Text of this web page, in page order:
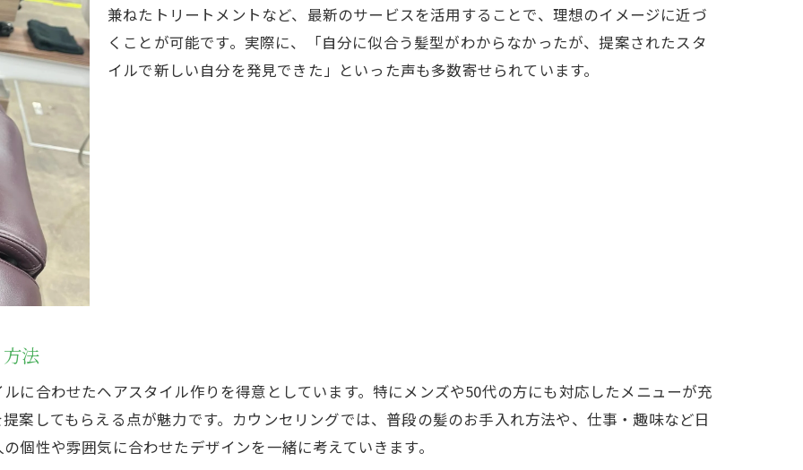
室選びなら個性を引き出す提案力に注目してみませんか
美容室の提案力が個性を活かすカギに
美容室スタッフの提案で新しい自分を発見
美容室のカウンセリングで理想の個性を形に
提案力のある美容室が選ばれる理由とは
美容室でのヒアリングが生む満足の仕上がり
できるヘアスタイルに出会える美容室の選び方
美容室選びで失敗しないポイントを解説
美容室の口コミ活用で納得の仕上がりを実現
美容室の技術力と雰囲気の見極め方
美容室で理想のヘアスタイルをかなえる秘訣
たに合う美容室イメージを見つけるためのコツ
美容室イメージを明確にするヒアリング術
美容室で伝えるべき理想のイメージとは
兼ねたトリートメントなど、最新のサービスを活用することで、理想のイメージに近づ
くことが可能です。実際に、「自分に似合う髪型がわからなかったが、提案されたスタ
イルで新しい自分を発見できた」といった声も多数寄せられています。
法
に合わせたヘアスタイル作りを得意としています。特にメンズや50代の方にも対応したメニューが充
案してもらえる点が魅力です。カウンセリングでは、普段の髪のお手入れ方法や、仕事・趣味など日
個性や雰囲気に合わせたデザインを一緒に考えていきます。
お問い合わせはこちら
お問い合わせはこちら